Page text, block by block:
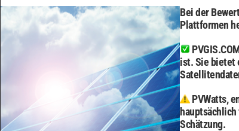
Bei der
Plattformen
ist. Sie bietet
PVWatts,
Schätzung.